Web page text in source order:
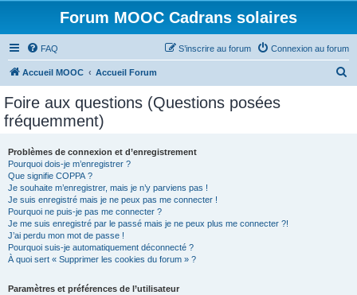
Forum MOOC Cadrans solaires
FAQ Connexion au forum
S’inscrire au forum
Accueil MOOC Accueil Forum
Foire aux questions (Questions posées
fréquemment)
Problèmes de connexion et d’enregistrement
Pourquoi dois-je m’enregistrer ?
Que signifie COPPA ?
Je souhaite m’enregistrer, mais je n’y parviens pas !
Je suis enregistré mais je ne peux pas me connecter !
Pourquoi ne puis-je pas me connecter ?
Je me suis enregistré par le passé mais je ne peux plus me connecter ?!
J’ai perdu mon mot de passe !
Pourquoi suis-je automatiquement déconnecté ?
À quoi sert « Supprimer les cookies du forum » ?
Paramètres et préférences de l’utilisateur